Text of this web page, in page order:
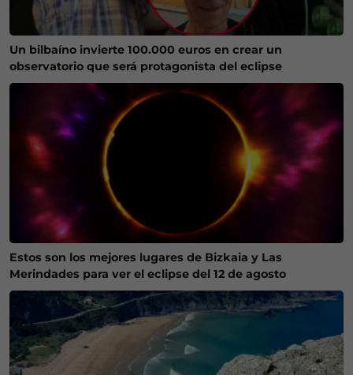
Un bilbaíno invierte 100.000 euros en crear un
observatorio que será protagonista del eclipse
Estos son los mejores lugares de Bizkaia y Las
Merindades para ver el eclipse del 12 de agosto